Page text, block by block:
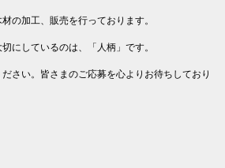
の加工、販売を行っております。
にしているのは、「人柄」です。
さい。皆さまのご応募を心よりお待ちしており